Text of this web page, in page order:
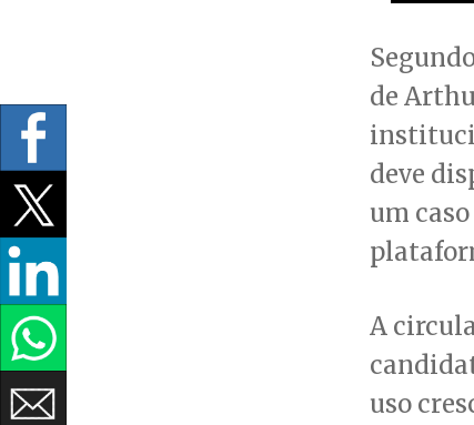
de
deve
um
A
uso